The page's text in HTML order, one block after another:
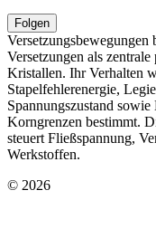
Folgen
Versetzungen als
Kristallen. Ihr Verhalten
Stapelfehlerenergie,
Spannungszustand
Korngrenzen bestimmt.
steuert Fließspannung,
Werkstoffen.
© 2026